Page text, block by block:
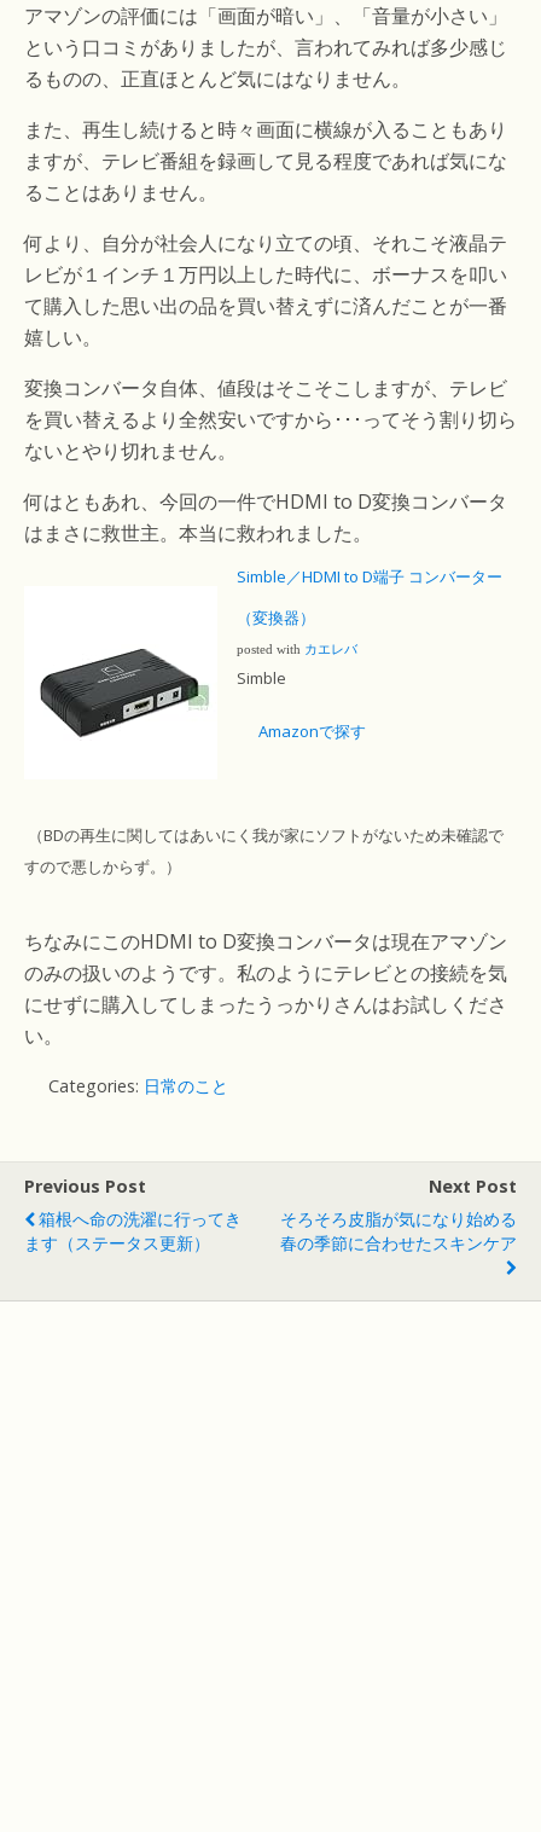
アマゾンの評価には「画面が暗い」、「音量が小さい」
という口コミがありましたが、言われてみれば多少感じ
るものの、正直ほとんど気にはなりません。
また、再生し続けると時々画面に横線が入ることもあり
ますが、テレビ番組を録画して見る程度であれば気にな
ることはありません。
何より、自分が社会人になり立ての頃、それこそ液晶テ
レビが１インチ１万円以上した時代に、ボーナスを叩い
て購入した思い出の品を買い替えずに済んだことが一番
嬉しい。
変換コンバータ自体、値段はそこそこしますが、テレビ
を買い替えるより全然安いですから･･･ってそう割り切ら
ないとやり切れません。
何はともあれ、今回の一件でHDMI to D変換コンバータ
はまさに救世主。本当に救われました。
Simble／HDMI to D端子 コンバーター
（変換器）
posted with カエレバ
Simble
Amazonで探す
（BDの再生に関してはあいにく我が家にソフトがないため未確認で
すので悪しからず。）
ちなみにこのHDMI to D変換コンバータは現在アマゾン
のみの扱いのようです。私のようにテレビとの接続を気
にせずに購入してしまったうっかりさんはお試しくださ
い。
Categories: 日常のこと
Previous Post
箱根へ命の洗濯に行ってき
ます（ステータス更新）
Next Post
そろそろ皮脂が気になり始める
春の季節に合わせたスキンケア